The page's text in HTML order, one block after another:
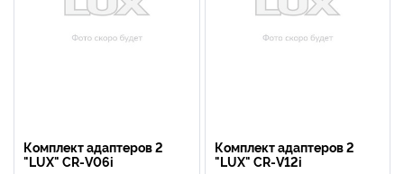
Комплект адаптеров 2
"LUX" CR-V06i
Комплект адаптеров 2
"LUX" CR-V12i